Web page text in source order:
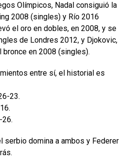
Olímpicos, Nadal consiguió la
2008 (singles) y Río 2016
el oro en dobles, en 2008, y se
de Londres 2012, y Djokovic,
en 2008 (singles).
entre sí, el historial es
23.
26.
serbio domina a ambos y Federer